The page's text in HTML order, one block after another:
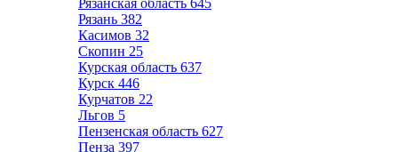
Рязанская область 645
Рязань 382
Касимов 32
Скопин 25
Курская область 637
Курск 446
Курчатов 22
Льгов 5
Пензенская область 627
Пенза 397